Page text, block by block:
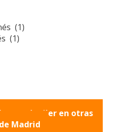
(1)
(1)
en alquiler en otras
Madrid